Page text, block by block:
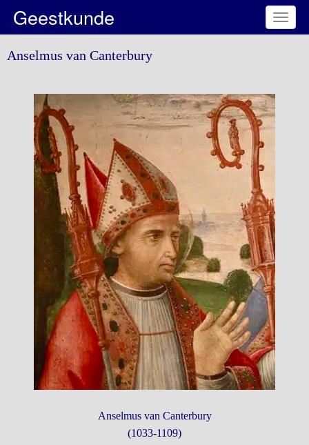
Toggle
Geestkunde
Anselmus van Canterbury
Anselmus van Canterbury
(1033-1109)